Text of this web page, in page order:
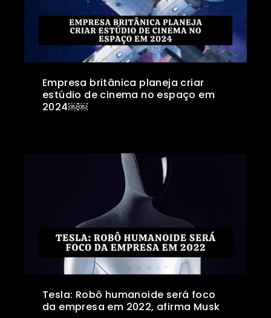
Empresa britânica planeja criar
estúdio de cinema no espaço em
2024￼￼
Tesla: Robô humanoide será foco
da empresa em 2022, afirma Musk